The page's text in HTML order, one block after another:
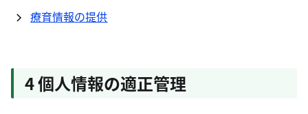
療育情報の提供
4 個人情報の適正管理